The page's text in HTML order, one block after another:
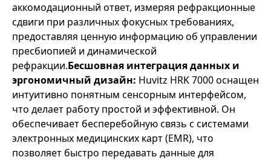
аккомодационный ответ, измеряя рефракционные
сдвиги при различных фокусных требованиях,
предоставляя ценную информацию об управлении
пресбиопией и динамической
рефракции.Бесшовная интеграция данных и
эргономичный дизайн: Huvitz HRK 7000 оснащен
интуитивно понятным сенсорным интерфейсом,
что делает работу простой и эффективной. Он
обеспечивает бесперебойную связь с системами
электронных медицинских карт (EMR), что
позволяет быстро передавать данные для